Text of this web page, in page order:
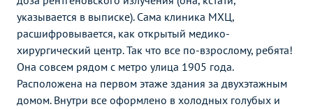
указывается в выписке). Сама клиника МХЦ,
расшифровывается, как открытый медико-
хирургический центр. Так что все по-взрослому, ребята!
Она совсем рядом с метро улица 1905 года.
Расположена на первом этаже здания за двухэтажным
домом. Внутри все оформлено в холодных голубых и